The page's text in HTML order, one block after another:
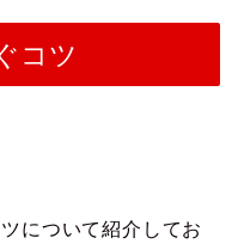
コツ
について紹介してお